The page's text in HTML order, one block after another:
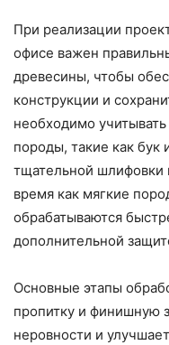
При реализации
офисе важен
древесины, чтобы
конструкции и
необходимо
породы, такие как бук
тщательной шлифовки
время как мягкие
обрабатываются
дополнительной
Основные этапы
пропитку и финишную
неровности и